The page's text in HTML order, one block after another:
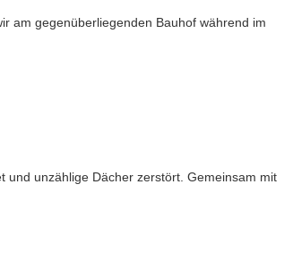
am gegenüberliegenden Bauhof während im
und unzählige Dächer zerstört. Gemeinsam mit